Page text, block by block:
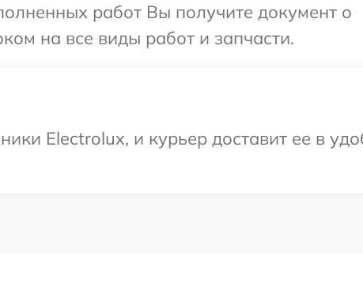
работ Вы получите документ о
на все виды работ и запчасти.
Electrolux, и курьер доставит ее в